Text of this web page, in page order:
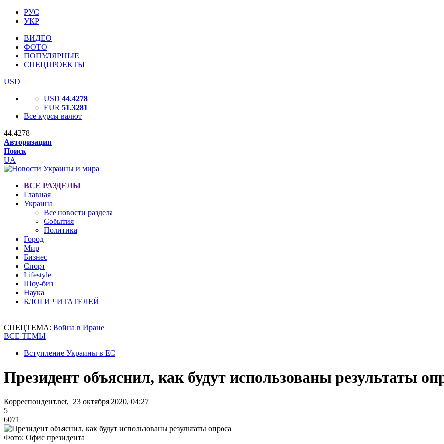
РУС
УКР
ВИДЕО
ФОТО
ПОПУЛЯРНЫЕ
СПЕЦПРОЕКТЫ
USD
USD 44.4278
EUR 51.3281
Все курсы валют
44.4278
Авторизация
Поиск
UA
ВСЕ РАЗДЕЛЫ
Главная
Украина
Все новости раздела
События
Политика
Город
Мир
Бизнес
Спорт
Lifestyle
Шоу-биз
Наука
БЛОГИ ЧИТАТЕЛЕЙ
СПЕЦТЕМА: Война в Иране
ВСЕ ТЕМЫ
Вступление Украины в ЕС
Президент объяснил, как будут использованы результаты
Корреспондент.net, 23 октября 2020, 04:27
5
6071
Фото: Офис президента